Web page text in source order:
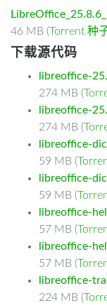
46 MB (Torrent 种
下载源代码
libreoffice-
274 MB (
libreoffice-
274 MB (
libreoffice-
59 MB (
libreoffice-
59 MB (
libreoffice-
57 MB (
libreoffice-
57 MB (
libreoffice-
224 MB (